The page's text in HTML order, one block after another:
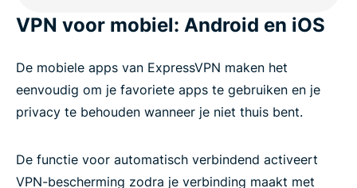
VPN voor mobiel: Android en iOS
De mobiele apps van ExpressVPN maken het
eenvoudig om je favoriete apps te gebruiken en je
privacy te behouden wanneer je niet thuis bent.
De functie voor automatisch verbindend activeert
VPN-bescherming zodra je verbinding maakt met